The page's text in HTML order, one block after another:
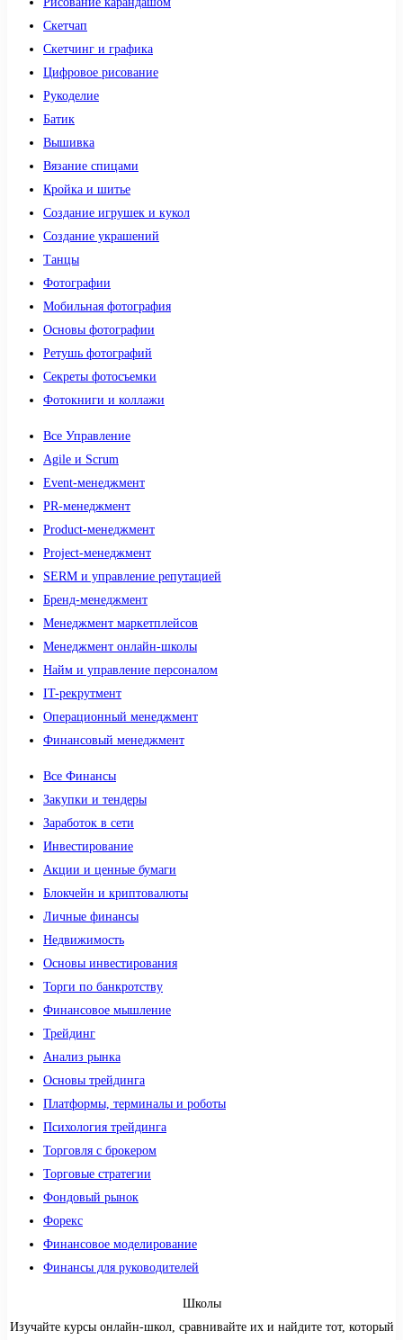
Скетчап
Скетчинг и графика
Цифровое рисование
Рукоделие
Батик
Вышивка
Вязание спицами
Кройка и шитье
Создание игрушек и кукол
Создание украшений
Танцы
Фотографии
Мобильная фотография
Основы фотографии
Ретушь фотографий
Секреты фотосъемки
Фотокниги и коллажи
Все Управление
Agile и Scrum
Event-менеджмент
PR-менеджмент
Product-менеджмент
Project-менеджмент
SERM и управление репутацией
Бренд-менеджмент
Менеджмент маркетплейсов
Менеджмент онлайн-школы
Найм и управление персоналом
IT-рекрутмент
Операционный менеджмент
Финансовый менеджмент
Все Финансы
Закупки и тендеры
Заработок в сети
Инвестирование
Акции и ценные бумаги
Блокчейн и криптовалюты
Личные финансы
Недвижимость
Основы инвестирования
Торги по банкротству
Финансовое мышление
Трейдинг
Анализ рынка
Основы трейдинга
Платформы, терминалы и роботы
Психология трейдинга
Торговля с брокером
Торговые стратегии
Фондовый рынок
Форекс
Финансовое моделирование
Финансы для руководителей
Школы
Изучайте курсы онлайн-школ, сравнивайте их и найдите тот, который